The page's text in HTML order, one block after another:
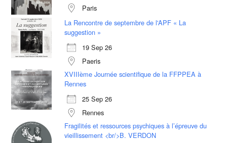
Paris
La Rencontre de septembre de l'APF « La
suggestion »
19 Sep 26
Paeris
XVIIIème Journée scientifique de la FFPPEA à
Rennes
25 Sep 26
Rennes
Fragilités et ressources psychiques à l’épreuve du
vieillissement <br/>B. VERDON